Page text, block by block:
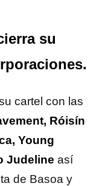
su
cartel con las
Róisín
Young
Judeline así
de Basoa y